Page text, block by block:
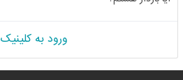
ورود به کلینیک